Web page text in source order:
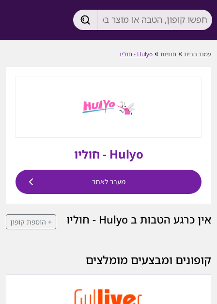
עמוד הבית » חנויות » Hulyo - חוליו
Hulyo - חוליו
מעבר לאתר
אין כרגע הטבות ב Hulyo - חוליו + הוספת קופון
קופונים ומבצעים מומלצים